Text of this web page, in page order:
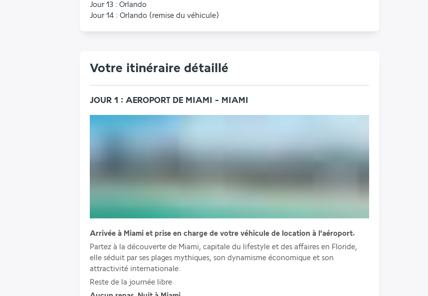
Jour 13 : Orlando
Jour 14 : Orlando (remise du véhicule)
Votre itinéraire détaillé
JOUR 1 : AEROPORT DE MIAMI - MIAMI
Arrivée à Miami et prise en charge de votre véhicule de location à l'aéroport.
Partez à la découverte de Miami, capitale du lifestyle et des affaires en Floride,
elle séduit par ses plages mythiques, son dynamisme économique et son
attractivité internationale.
Reste de la journée libre.